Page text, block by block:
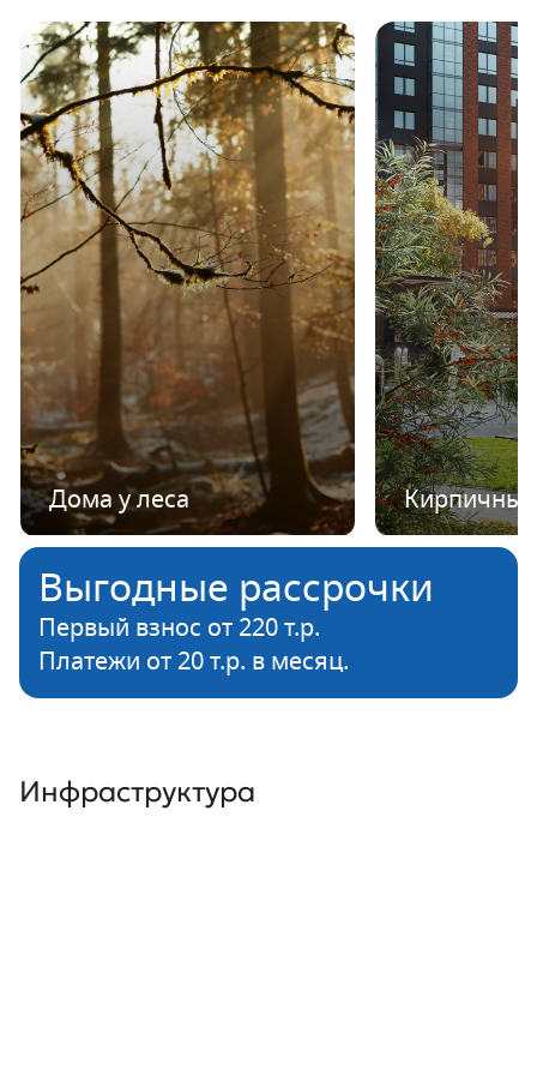
Дома у леса
Выгодные рассрочки
Первый взнос от 220 т.р.
Платежи от 20 т.р. в месяц.
Инфраструктура